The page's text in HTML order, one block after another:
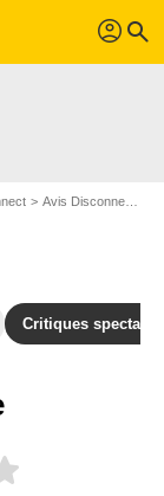
profil search
Avis Disconnect
Critiques